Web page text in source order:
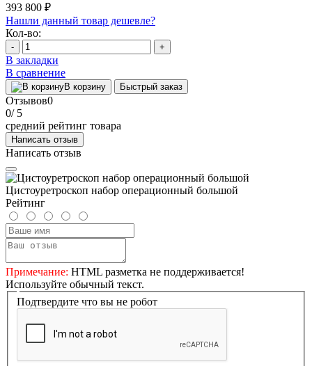
393 800 ₽
Нашли данный товар дешевле?
Кол-во:
- +
В закладки
В сравнение
В корзину Быстрый заказ
Отзывов0
0/ 5
средний рейтинг товара
Написать отзыв
Написать отзыв
Цистоуретроскоп набор операционный большой
Рейтинг
Примечание: HTML разметка не поддерживается!
Используйте обычный текст.
Подтвердите что вы не робот